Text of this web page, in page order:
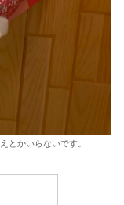
とかいらないです。